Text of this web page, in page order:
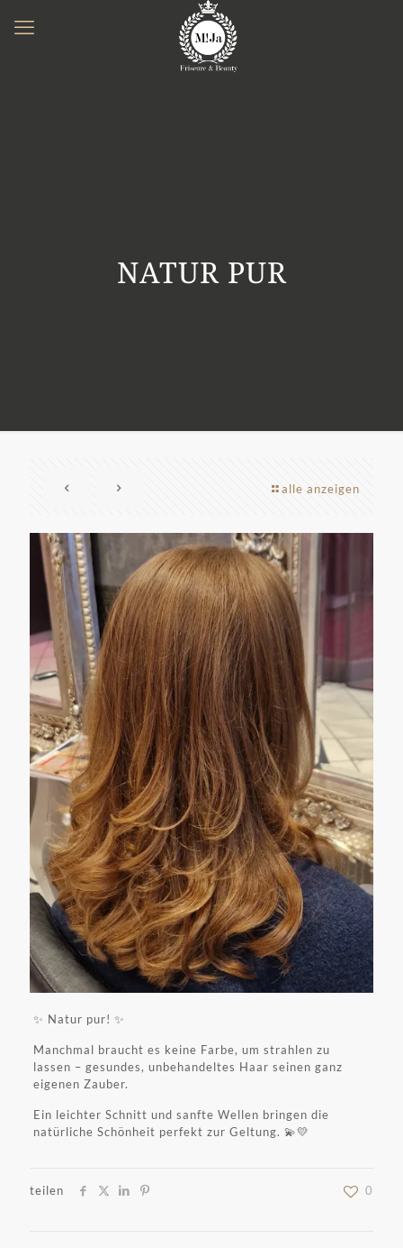
NATUR PUR
alle anzeigen
✨️ Natur pur! ✨️
Manchmal braucht es keine Farbe, um strahlen zu
lassen – gesundes, unbehandeltes Haar seinen ganz
eigenen Zauber.
Ein leichter Schnitt und sanfte Wellen bringen die
natürliche Schönheit perfekt zur Geltung. 💫💛
teilen 0